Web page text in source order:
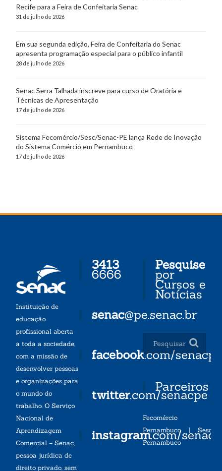
Recife para a Feira de Confeitaria Senac
31 de julho de 2026
Em sua segunda edição, Feira de Confeitaria do Senac
apresenta programação especial para o público infantil
28 de julho de 2026
Senac Serra Talhada inscreve para curso de Oratória e
Técnicas de Apresentação
17 de julho de 2026
Sistema Fecomércio/Sesc/Senac-PE lança Rede de Inovação
do Sistema Comércio em Pernambuco
17 de julho de 2026
Instituição de
educação
profissional aberta
a toda a sociedade,
com a missão de
desenvolver pessoas
e organizações para
o mundo do
trabalho. O Serviço
Nacional de
Aprendizagem
Comercial – Senac,
pessoa jurídica de
direito privado, sem
3413
6666
senac@pe.senac.br
facebook.com/senacpe
twitter.com/senacpe
instagram.com/
Pesquise
por
Cursos e
Notícias
Parceiros
Fecomércio
Pernambuco| Sesc
Pernambuco